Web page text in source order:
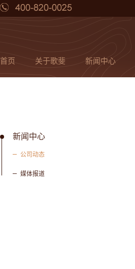
首页 关于歌斐 新闻中心
新闻中心
公司动态
媒体报道